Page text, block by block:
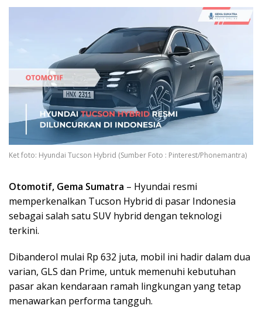
Ket foto: Hyundai Tucson Hybrid (Sumber Foto : Pinterest/Phonemantra)
Otomotif, Gema Sumatra – Hyundai resmi
memperkenalkan Tucson Hybrid di pasar Indonesia
sebagai salah satu SUV hybrid dengan teknologi
terkini.
Dibanderol mulai Rp 632 juta, mobil ini hadir dalam dua
varian, GLS dan Prime, untuk memenuhi kebutuhan
pasar akan kendaraan ramah lingkungan yang tetap
menawarkan performa tangguh.